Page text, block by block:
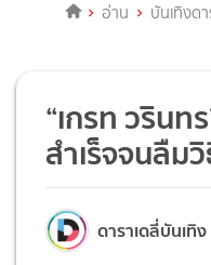
อ่าน บันเทิงด
“เกรท วริน
สำเร็จจนลื
ดาราเดลี่บันเทิง